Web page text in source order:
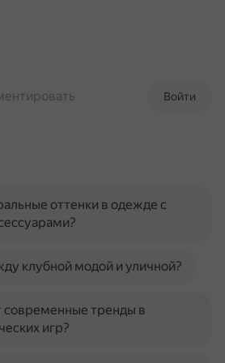
Войти
оттенки в одежде с
клубной модой и уличной?
современные тренды в
игр?